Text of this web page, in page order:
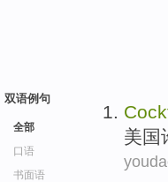
双语例句
全部
口语
书面语
美国